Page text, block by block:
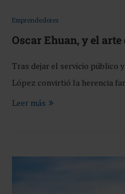
Emprendedores
Oscar Ehuan, y el arte
Tras dejar el servicio público
López convirtió la herencia
Leer más